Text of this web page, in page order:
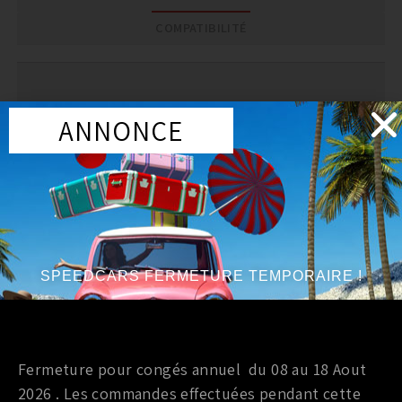
DESCRIPTION
Silent bloc NISMO de triangle suppérieur arriere
350z 03+
Souvent victime de jeu et de couinement, ce silent
bloc renforcé permet de replacer le silent bloc
d’origine .
PRODUITS SIMILAIRES
ANNONCE
SPEEDCARS FERMETURE TEMPORAIRE !
Fermeture pour congés annuel du 08 au 18 Aout
2026 . Les commandes effectuées pendant cette